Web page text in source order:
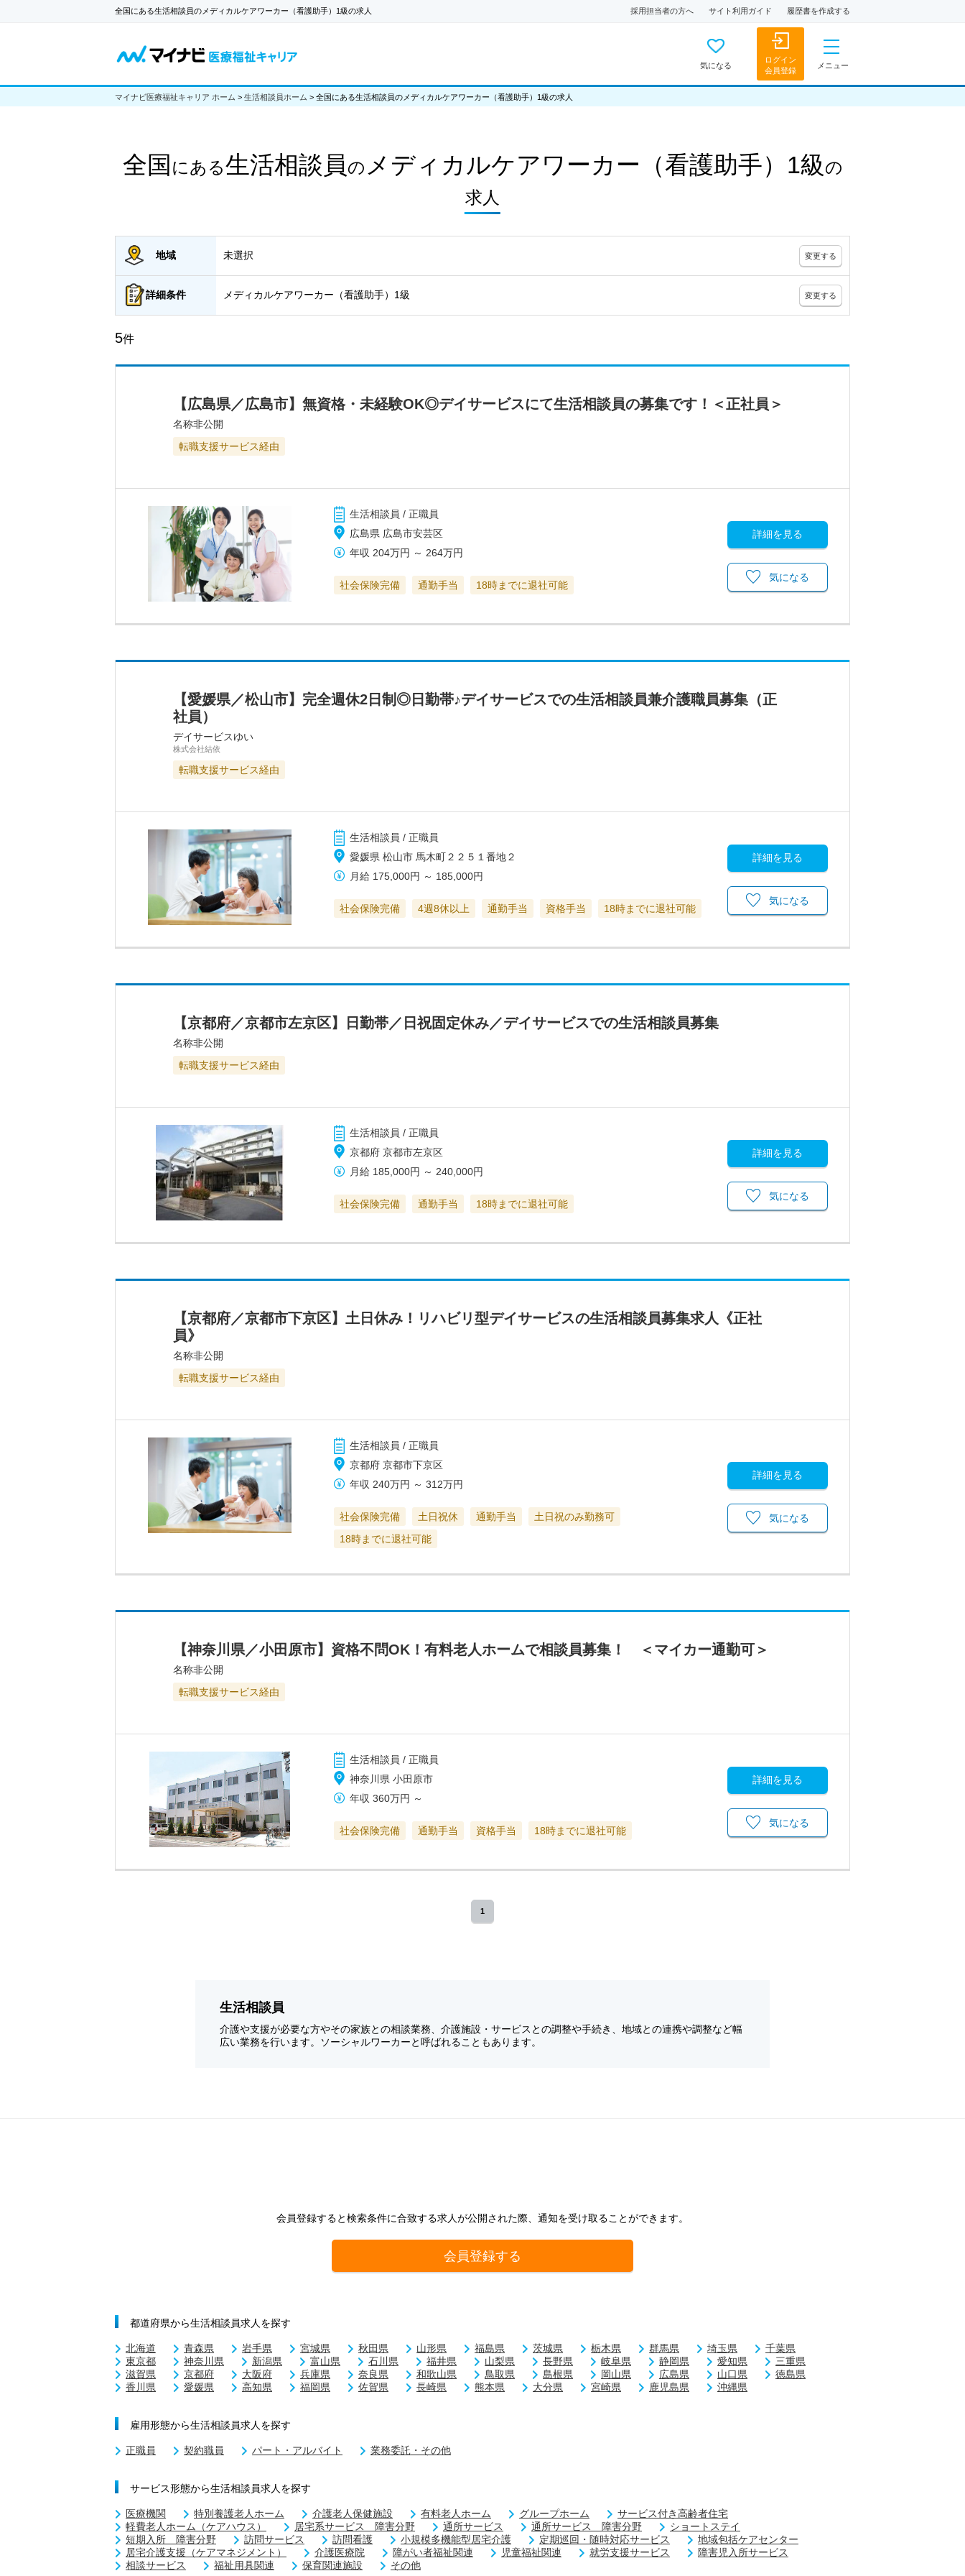
全国にある生活相談員のメディカルケアワーカー（看護助手）1級の求人 採用担当者の方へ サイト利用ガイド 履歴書を作成する
気になる
ログイン
会員登録
メニュー
マイナビ医療福祉キャリア ホーム > 生活相談員ホーム > 全国にある生活相談員のメディカルケアワーカー（看護助手）1級の求人
全国 にある生活相談員 の メディカルケアワーカー（看護助手）1級 の
求人
地域 未選択 変更する
詳細条件 メディカルケアワーカー（看護助手）1級 変更する
5件
【広島県／広島市】無資格・未経験OK◎デイサービスにて生活相談員の募集です！＜正社員＞
名称非公開
転職支援サービス経由
生活相談員 / 正職員
広島県 広島市安芸区
年収 204万円 ～ 264万円
社会保険完備 通勤手当 18時までに退社可能
詳細を見る
気になる
【愛媛県／松山市】完全週休2日制◎日勤帯♪デイサービスでの生活相談員兼介護職員募集（正
社員）
デイサービスゆい
株式会社結依
転職支援サービス経由
生活相談員 / 正職員
愛媛県 松山市 馬木町２２５１番地２
月給 175,000円 ～ 185,000円
社会保険完備 4週8休以上 通勤手当 資格手当 18時までに退社可能
詳細を見る
気になる
【京都府／京都市左京区】日勤帯／日祝固定休み／デイサービスでの生活相談員募集
名称非公開
転職支援サービス経由
生活相談員 / 正職員
京都府 京都市左京区
月給 185,000円 ～ 240,000円
社会保険完備 通勤手当 18時までに退社可能
詳細を見る
気になる
【京都府／京都市下京区】土日休み！リハビリ型デイサービスの生活相談員募集求人《正社
員》
名称非公開
転職支援サービス経由
生活相談員 / 正職員
京都府 京都市下京区
年収 240万円 ～312万円
社会保険完備 土日祝休 通勤手当
土日祝のみ勤務可
18時までに退社可能
詳細を見る
気になる
【神奈川県／小田原市】資格不問OK！有料老人ホームで相談員募集！ ＜マイカー通勤可＞
名称非公開
転職支援サービス経由
生活相談員 / 正職員
神奈川県 小田原市
年収 360万円 ～
社会保険完備 通勤手当 資格手当 18時までに退社可能
詳細を見る
気になる
1
生活相談員
介護や支援が必要な方やその家族との相談業務、介護施設・サービスとの調整や手続き、地域との連携や調整など幅
広い業務を行います。ソーシャルワーカーと呼ばれることもあります。
会員登録すると検索条件に合致する求人が公開された際、通知を受け取ることができます。
会員登録する
都道府県から生活相談員求人を探す
北海道 青森県 岩手県 宮城県 秋田県 山形県 福島県 茨城県 栃木県 群馬県 埼玉県
千葉県
東京都
神奈川県 新潟県 富山県 石川県 福井県 山梨県 長野県 岐阜県 静岡県 愛知県
三重県
滋賀県
京都府 大阪府 兵庫県 奈良県 和歌山県 鳥取県 島根県 岡山県 広島県 山口県
徳島県
香川県
愛媛県 高知県 福岡県 佐賀県 長崎県 熊本県 大分県 宮崎県 鹿児島県 沖縄県
雇用形態から生活相談員求人を探す
正職員 契約職員 パート・アルバイト 業務委託・その他
サービス形態から生活相談員求人を探す
医療機関 特別養護老人ホーム 介護老人保健施設 有料老人ホーム グループホーム
サービス付き高齢者住宅
軽費老人ホーム（ケアハウス）
居宅系サービス 障害分野 通所サービス 通所サービス 障害分野
ショートステイ
短期入所 障害分野
訪問サービス 訪問看護 小規模多機能型居宅介護 定期巡回・随時対応サービス
地域包括ケアセンター
居宅介護支援（ケアマネジメント）
介護医療院 障がい者福祉関連 児童福祉関連 就労支援サービス
障害児入所サービス
相談サービス
福祉用具関連 保育関連施設 その他